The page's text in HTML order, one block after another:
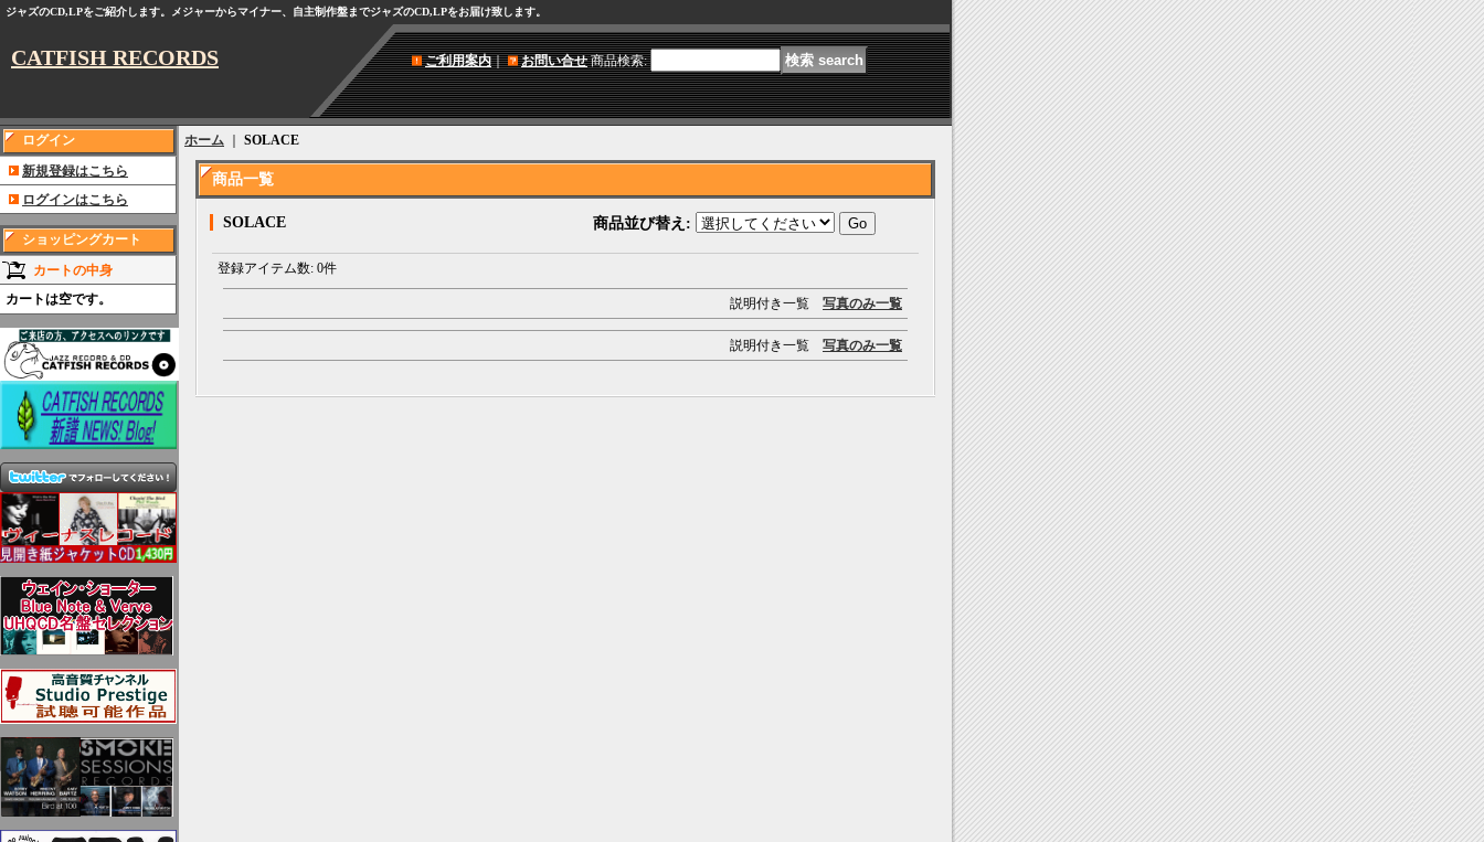
ジャズのCD,LPをご紹介します。メジャーからマイナー、自主制作盤までジャズのCD,LPをお届け致します。
CATFISH RECORDS ご利用案内｜ お問い合せ 商品検索:
ログイン
新規登録はこちら
ログインはこちら
ショッピングカート
カートの中身
カートは空です。
ホーム SOLACE
商品一覧
SOLACE 商品並び替え :
登録アイテム数: 0件
説明付き一覧 写真のみ一覧
説明付き一覧 写真のみ一覧